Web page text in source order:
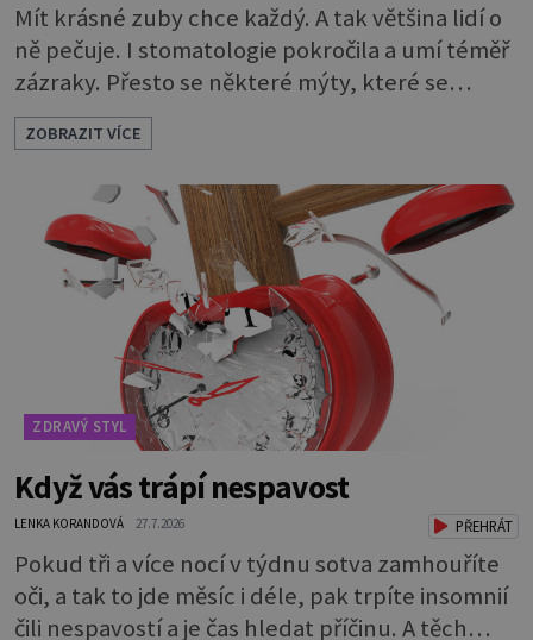
Mít krásné zuby chce každý. A tak většina lidí o
ně pečuje. I stomatologie pokročila a umí téměř
zázraky. Přesto se některé mýty, které se
tradují, nedaří vyvrátit. Které? Večer místo
čištění snězte jablko Jedna z nejoblíbenějších
pověr už z časů našich babiček, kterou se
rozhodně nevyplatí praktikovat. Jablko
opravdu zuby nevyčistí. Obsahuje sacharidy,
které bakterie v ústech pře
ZOBRAZIT VÍCE
ZDRAVÝ STYL
Když vás trápí nespavost
LENKA KORANDOVÁ 27.7.2026 PŘEHRÁT
Pokud tři a více nocí v týdnu sotva zamhouříte
oči, a tak to jde měsíc i déle, pak trpíte insomnií
čili nespavostí a je čas hledat příčinu. A těch